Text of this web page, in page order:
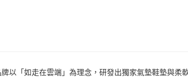
以「如走在雲端」為理念，研發出獨家氣墊鞋墊與柔